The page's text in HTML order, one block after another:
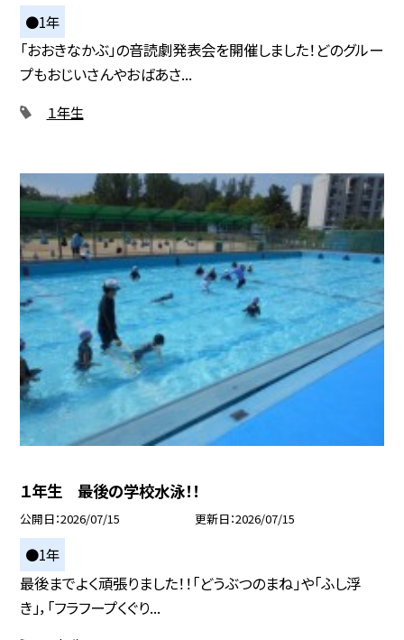
●1年
「おおきなかぶ」の音読劇発表会を開催しました！どのグルー
プもおじいさんやおばあさ...
１年生
１年生 最後の学校水泳！！
公開日 2026/07/15 更新日 2026/07/15
●1年
最後までよく頑張りました！！「どうぶつのまね」や「ふし浮
き」，「フラフープくぐり...